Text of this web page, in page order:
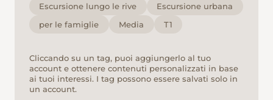
Escursione lungo le rive
Escursione urbana
per le famiglie
Media T1
Cliccando su un tag, puoi aggiungerlo al tuo
account e ottenere contenuti personalizzati in base
ai tuoi interessi. I tag possono essere salvati solo in
un account.